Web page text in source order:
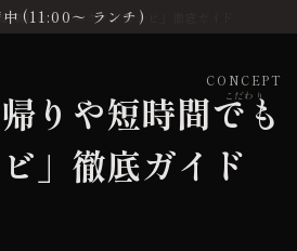
中 (11:00〜 ランチ)
CONCEPT
こだわり
楽しめる「ニクノトモシビ」徹底ガイド
りや短時間でも
」徹底ガイド